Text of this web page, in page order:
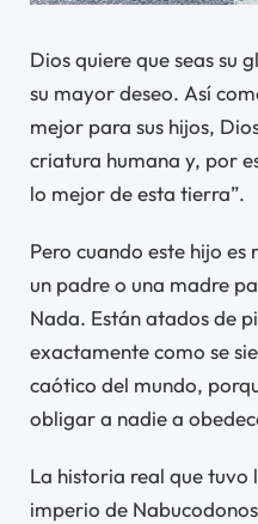
Dios quiere que seas su
su mayor deseo. Así
mejor para sus hijos,
criatura humana y, por
lo mejor de esta tierra”.
Pero cuando este hijo es
un padre o una madre
Nada. Están atados de
exactamente como se
caótico del mundo,
obligar a nadie a
La historia real que tuvo
imperio de